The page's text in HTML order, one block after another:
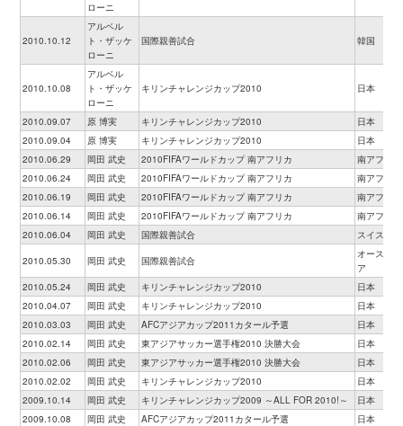
ローニ
2010.10.12
アルベル
ト・ザッケ
ローニ
国際親善試合 韓国
2010.10.08
アルベル
ト・ザッケ
ローニ
キリンチャレンジカップ2010 日本
2010.09.07 原 博実 キリンチャレンジカップ2010
日本
2010.09.04
原 博実 キリンチャレンジカップ2010
日本
2010.06.29
岡田 武史 2010FIFAワールドカップ 南アフリカ
南アフリカ
2010.06.24
岡田 武史 2010FIFAワールドカップ 南アフリカ
南アフリカ
2010.06.19
岡田 武史 2010FIFAワールドカップ 南アフリカ
南アフリカ
2010.06.14
岡田 武史 2010FIFAワールドカップ 南アフリカ
南アフリカ
2010.06.04
岡田 武史 国際親善試合 スイス
2010.05.30 岡田 武史 国際親善試合
オーストリ
ア
2010.05.24
岡田 武史 キリンチャレンジカップ2010
日本
2010.04.07
岡田 武史 キリンチャレンジカップ2010
日本
2010.03.03
岡田 武史 AFCアジアカップ2011カタール予選
日本
2010.02.14
岡田 武史 東アジアサッカー選手権2010 決勝大会
日本
2010.02.06
岡田 武史 東アジアサッカー選手権2010 決勝大会
日本
2010.02.02
岡田 武史 キリンチャレンジカップ2010
日本
2009.10.14
岡田 武史 キリンチャレンジカップ2009 ～ALL FOR 2010!～
日本
2009.10.08
岡田 武史 AFCアジアカップ2011カタール予選
日本